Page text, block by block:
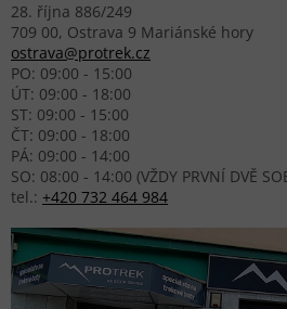
28. října 886/249
709 00, Ostrava 9 Mariánské hory
ostrava@protrek.cz
PO: 09:00 - 15:00
ÚT: 09:00 - 18:00
ST: 09:00 - 15:00
ČT: 09:00 - 18:00
PÁ: 09:00 - 14:00
SO: 08:00 - 14:00 (VŽDY PRVNÍ DVĚ
tel.: +420 732 464 984